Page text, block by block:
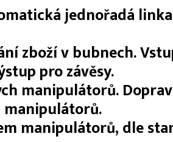
jednořadá
zboží v bubnech.
pro závěsy.
manipulátorů.
manipulátorů, dle